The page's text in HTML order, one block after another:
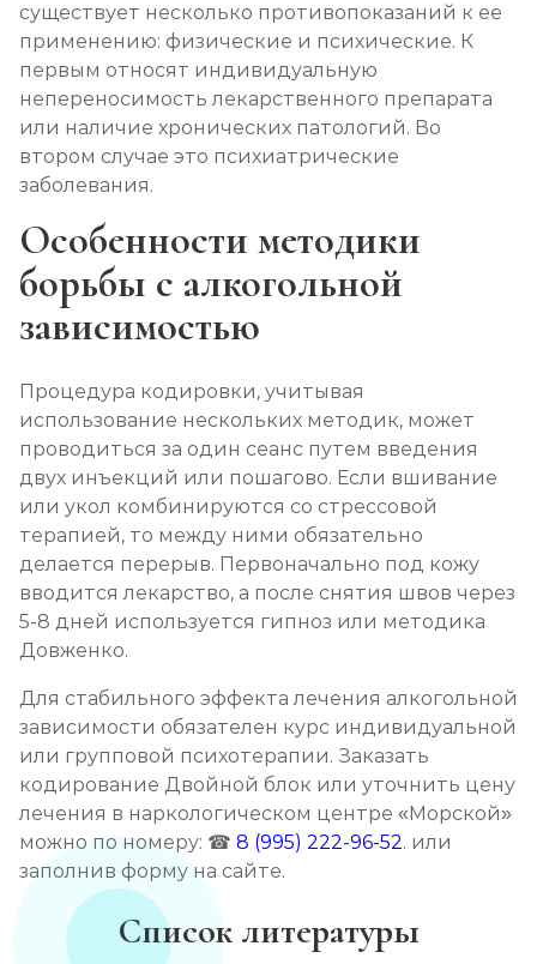
существует несколько противопоказаний к ее
применению: физические и психические. К
первым относят индивидуальную
непереносимость лекарственного препарата
или наличие хронических патологий. Во
втором случае это психиатрические
заболевания.
Особенности методики
борьбы с алкогольной
зависимостью
Процедура кодировки, учитывая
использование нескольких методик, может
проводиться за один сеанс путем введения
двух инъекций или пошагово. Если вшивание
или укол комбинируются со стрессовой
терапией, то между ними обязательно
делается перерыв. Первоначально под кожу
вводится лекарство, а после снятия швов через
5-8 дней используется гипноз или методика
Довженко.
Для стабильного эффекта лечения алкогольной
зависимости обязателен курс индивидуальной
или групповой психотерапии. Заказать
кодирование Двойной блок или уточнить цену
лечения в наркологическом центре «Морской»
можно по номеру: ☎ 8 (995) 222-96-52. или
заполнив форму на сайте.
Список литературы